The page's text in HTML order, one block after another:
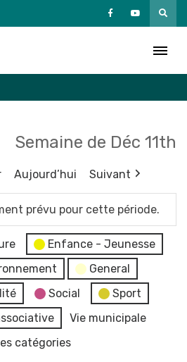
Semaine de Déc 11th
Aujourd’hui Suivant
prévu pour cette période.
Enfance - Jeunesse
General
Social
Sport
Vie municipale
catégories